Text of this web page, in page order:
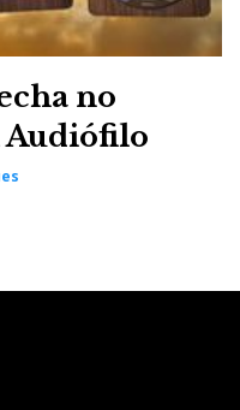
no
Audiófilo